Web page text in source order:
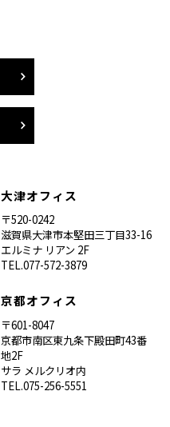
大津オフィス
〒520-0242
滋賀県大津市本堅田三丁目33-16
エルミナ リアン 2F
TEL.077-572-3879
京都オフィス
〒601-8047
京都市南区東九条下殿田町43番
地2F
サラ メルクリオ内
TEL.075-256-5551